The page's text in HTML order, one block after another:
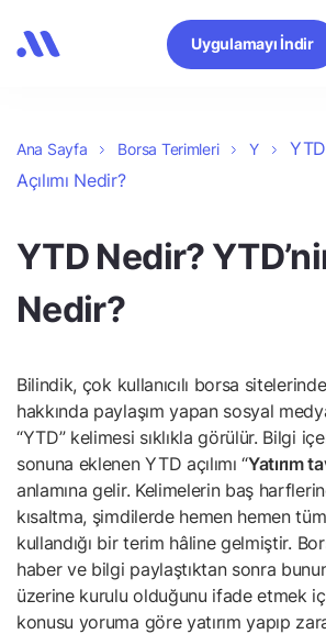
Uygulamayı İndir
Ana Sayfa Borsa Terimleri Y
Açılımı Nedir?
YTD Nedir?
Nedir?
Bilindik, çok kullanıcılı borsa
hakkında paylaşım yapan sosyal
“YTD” kelimesi sıklıkla görülür. Bilgi
sonuna eklenen YTD açılımı “Yatırım
anlamına gelir. Kelimelerin baş
kısaltma, şimdilerde hemen hemen
kullandığı bir terim hâline gelmiştir.
haber ve bilgi paylaştıktan sonra
üzerine kurulu olduğunu ifade etmek
konusu yoruma göre yatırım yapıp